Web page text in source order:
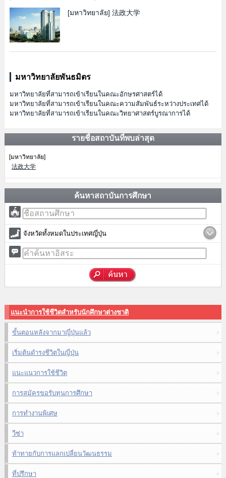
[มหาวิทยาลัย] 法政大学
มหาวิทยาลัยพันธมิตร
มหาวิทยาลัยที่สามารถเข้าเรียนในคณะอักษรศาสตร์ได้
มหาวิทยาลัยที่สามารถเข้าเรียนในคณะความสัมพันธ์ระหว่างประเทศได้
มหาวิทยาลัยที่สามารถเข้าเรียนในคณะวิทยาศาสตร์บูรณาการได้
รายชื่อสถาบันที่พบล่าสุด
[มหาวิทยาลัย]
法政大学
ค้นหาสถาบันการศึกษา
จังหวัดทั้งหมดในประเทศญี่ปุ่น
แนะนำการใช้ชีวิตสำหรับนักศึกษาต่างชาติ
ขั้นตอนหลังจากมาญี่ปุ่นแล้ว
เริ่มต้นดำรงชีวิตในญี่ปุ่น
แนะแนวการใช้ชีวิต
การสมัครขอรับทุนการศึกษา
การทำงานพิเศษ
วีซ่า
ท้าทายกับการแลกเปลี่ยนวัฒนธรรม
ที่ปรึกษา